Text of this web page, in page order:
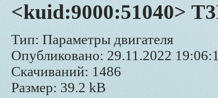
<kuid:9000:51040>
Тип: Параметры двигателя
Опубликовано: 29.11.2022
Скачиваний: 1486
Размер: 39.2 kB